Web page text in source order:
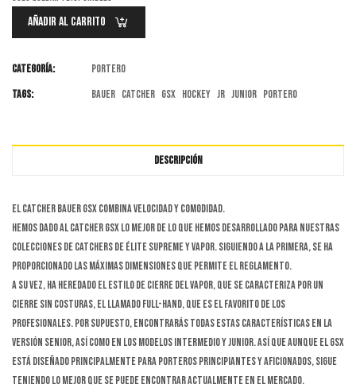
Añadir Al Carrito
Categoría:
Portero
Tags:
bauer catcher gsx hockey jr junior portero
DESCRIPCIÓN
El catcher Bauer GSX combina velocidad y comodidad.
Hemos dado al catcher GSX lo mejor de lo que hemos desarrollado para nuestras
colecciones de catchers de élite Supreme y Vapor. Siguiendo a la primera, se ha
proporcionado las máximas dimensiones que permite el reglamento.
A su vez, ha heredado el estilo de cierre del Vapor, que se caracteriza por un
cierre sin costuras, el llamado Full-Hand, que es el favorito de los
profesionales. Por supuesto, encontrarás todas estas características en la
versión senior, así como en los modelos intermedio y junior. Así que aunque el GSX
está diseñado principalmente para porteros principiantes y aficionados, sigue
teniendo lo mejor que se puede encontrar actualmente en el mercado.